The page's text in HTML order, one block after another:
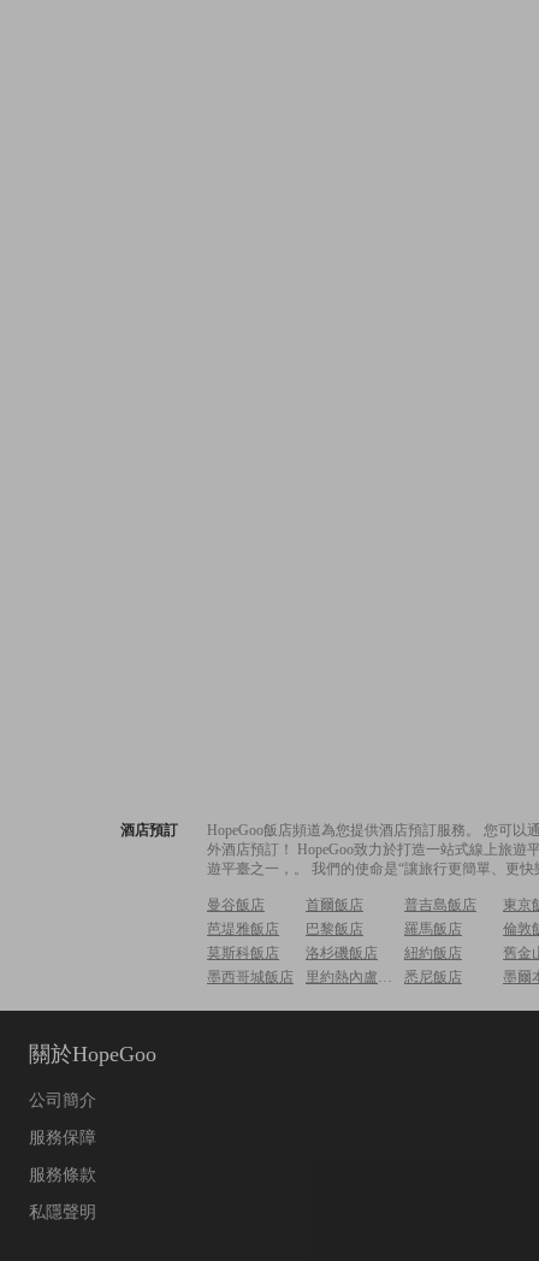
酒店預訂
HopeGoo飯店頻道為您提供酒店預訂服務。 您可
外酒店預訂！ HopeGoo致力於打造一站式線上旅
遊平臺之一，。 我們的使命是“讓旅行更簡單、更
曼谷飯店 首爾飯店 普吉島飯店
東京
芭堤雅飯店
巴黎飯店 羅馬飯店
倫敦
莫斯科飯店
洛杉磯飯店 紐約飯店
舊金
墨西哥城飯店
里約熱內盧飯店 悉尼飯店 墨爾
關於HopeGoo
公司簡介
服務保障
服務條款
私隱聲明